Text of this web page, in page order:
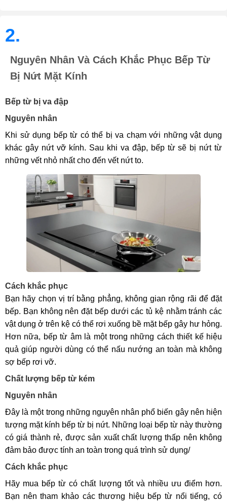
2.
Nguyên Nhân Và Cách Khắc Phục Bếp Từ
Bị Nứt Mặt Kính
Bếp từ bị va đập
Nguyên nhân
Khi sử dụng bếp từ có thể bị va chạm với những vật dụng
khác gây nứt vỡ kính. Sau khi va đập, bếp từ sẽ bị nứt từ
những vết nhỏ nhất cho đến vết nứt to.
Cách khắc phục
Bạn hãy chọn vị trí bằng phẳng, không gian rộng rãi để đặt
bếp. Bạn không nên đặt bếp dưới các tủ kệ nhằm tránh các
vật dụng ở trên kệ có thể rơi xuống bề mặt bếp gây hư hỏng.
Hơn nữa, bếp từ âm là một trong những cách thiết kế hiệu
quả giúp người dùng có thể nấu nướng an toàn mà không
sợ bếp rơi vỡ.
Chất lượng bếp từ kém
Nguyên nhân
Đây là một trong những nguyên nhân phổ biến gây nên hiện
tượng mặt kính bếp từ bị nứt. Những loại bếp từ này thường
có giá thành rẻ, được sản xuất chất lượng thấp nên không
đảm bảo được tính an toàn trong quá trình sử dụng/
Cách khắc phục
Hãy mua bếp từ có chất lượng tốt và nhiều ưu điểm hơn.
Bạn nên tham khảo các thương hiệu bếp từ nổi tiếng, có